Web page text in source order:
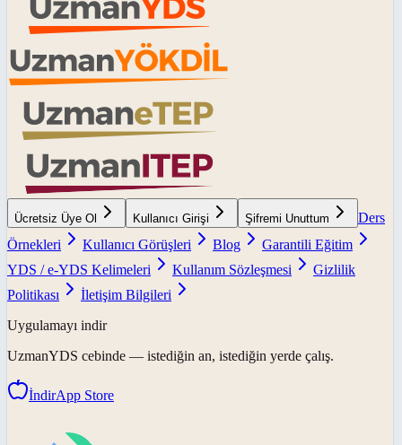
Ücretsiz Üye Ol Kullanıcı Girişi Şifremi Unuttum
Ders
Örnekleri
Kullanıcı Görüşleri Blog
Garantili Eğitim
YDS / e-YDS Kelimeleri
Kullanım Sözleşmesi
Gizlilik
Politikası
İletişim Bilgileri
Uygulamayı indir
UzmanYDS cebinde — istediğin an, istediğin yerde çalış.
İndirApp Store